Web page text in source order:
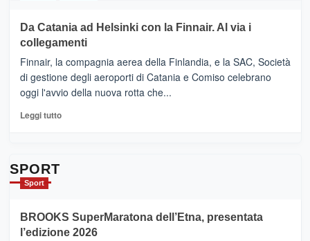
tappe
dell’enoturismo
sull’Etna
RANDAZZO
–
Ci
siamo
quasi….
pronti
per
Da Catania ad Helsinki con la Finnair. Al via i
collegamenti
Finnair, la compagnia aerea della Finlandia, e la SAC, Società
di gestione degli aeroporti di Catania e Comiso celebrano
oggi l'avvio della nuova rotta che...
Leggi tuttoLeggi
con
la
SPORT
Sport
BROOKS SuperMaratona dell’Etna, presentata
l’edizione 2026